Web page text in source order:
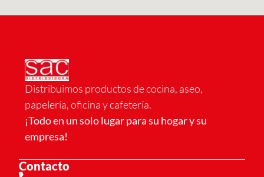
Distribuimos productos de cocina, aseo,
papelería, oficina y cafetería.
¡Todo en un solo lugar para su hogar y su
empresa!
Contacto